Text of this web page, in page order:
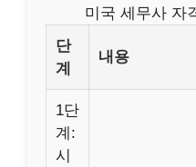
미국 세무사 자
단
계
내용
1단
계:
시